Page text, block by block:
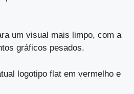
um visual mais limpo, com a
gráficos pesados.
logotipo flat em vermelho e